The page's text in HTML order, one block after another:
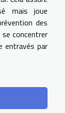
mais joue
des
concentrer
entravés par